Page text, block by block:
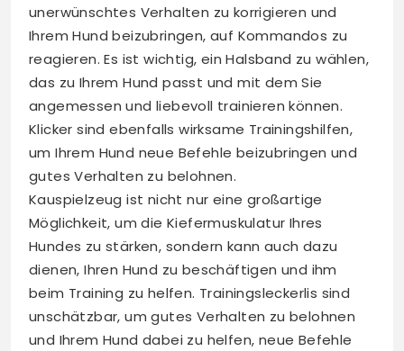
unerwünschtes Verhalten zu korrigieren und
Ihrem Hund beizubringen, auf Kommandos zu
reagieren. Es ist wichtig, ein Halsband zu wählen,
das zu Ihrem Hund passt und mit dem Sie
angemessen und liebevoll trainieren können.
Klicker sind ebenfalls wirksame Trainingshilfen,
um Ihrem Hund neue Befehle beizubringen und
gutes Verhalten zu belohnen.
Kauspielzeug ist nicht nur eine großartige
Möglichkeit, um die Kiefermuskulatur Ihres
Hundes zu stärken, sondern kann auch dazu
dienen, Ihren Hund zu beschäftigen und ihm
beim Training zu helfen. Trainingsleckerlis sind
unschätzbar, um gutes Verhalten zu belohnen
und Ihrem Hund dabei zu helfen, neue Befehle